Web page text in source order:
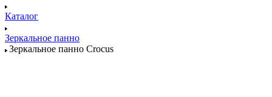
Каталог
Зеркальное панно
Зеркальное панно Crocus